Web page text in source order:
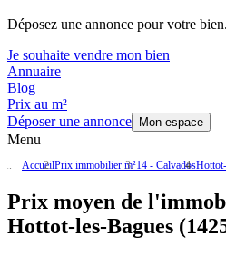
Déposez une annonce pour votre bien.
Je souhaite vendre mon bien
Annuaire
Blog
Prix au m²
Déposer une annonce
Mon espace
Menu
AccueilPrix immobilier m²14 - Calvados
Prix moyen de
Hottot-les-Bagues